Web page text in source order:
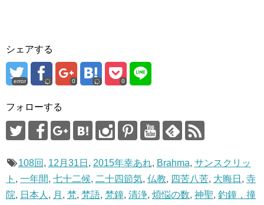
き
ま
す
)
シェアする
error 0 0
フォローする
108回 , 12月31日 , 2015年幸あれ, Brahma, サンスクリッ
ト , 一年間, 七十二候, 二十四節気, 仏教, 四苦八苦, 大晦日 , 寺
院, 日本人 , 月 , 梵, 梵語, 梵鐘, 清浄, 煩悩の数, 神聖, 釣鐘，撞